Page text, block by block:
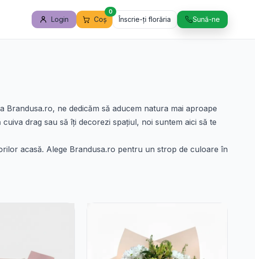
Login Coș
0
Înscrie-ți florăria Sună-ne
ne dedicăm să aducem natura mai aproape
drag sau să îți decorezi spațiul, noi suntem aici să te
acasă. Alege Brandusa.ro pentru un strop de culoare în